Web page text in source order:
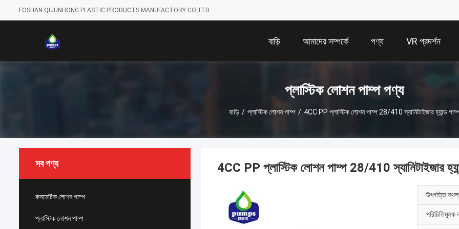
FOSHAN QIJUNHONG PLASTIC PRODUCTS MANUFACTORY CO.,LTD
বাড়ি আমাদের সম্পর্কে পণ্য VR প্রদর্শন
প্লাস্টিক লোশন পাম্প পণ্য
বাড়ি / প্লাস্টিক লোশন পাম্প / 4CC PP প্লাস্টিক লোশন পাম্প 28/410 স্যানিটাইজার হ্যান্ড
সব পণ্য
কসমেটিক লোশন পাম্প
প্লাস্টিক লোশন পাম্প
4CC PP প্লাস্টিক লোশন পাম্প 28/410 স্যানিটাইজার
উৎপত্তি স্থল
পরিচিতিমুলক